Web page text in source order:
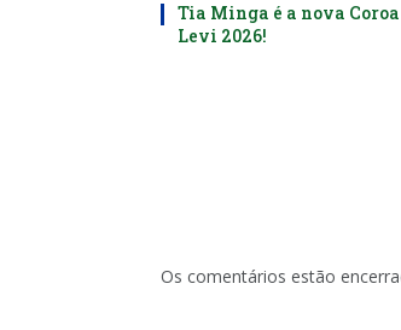
Tia Minga é a nova Coroa
Levi 2026!
Os comentários estão